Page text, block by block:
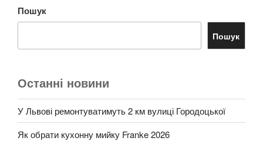
Пошук
Пошук
Останні новини
У Львові ремонтуватимуть 2 км вулиці Городоцької
Як обрати кухонну мийку Franke 2026